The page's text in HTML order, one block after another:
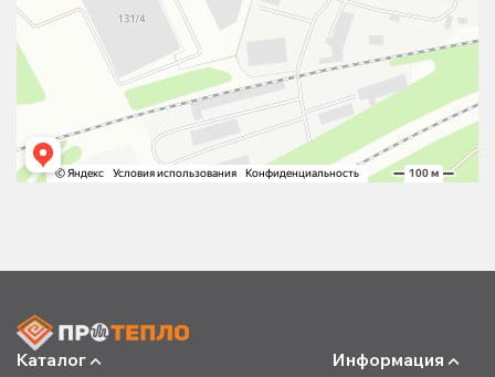
Каталог Информация